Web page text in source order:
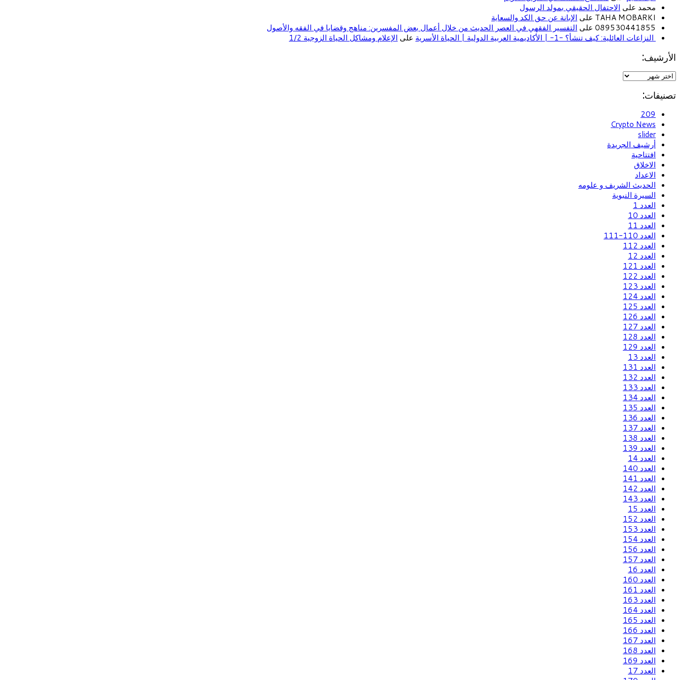
محمد على الاحتفال الحقيقي بمولد الرسول
TAHA MOBARKI على
الإبانة عن حق الكد والسعاية
089530441855 على
التفسير الفقهي في العصر الحديث من خلال أعمال بعض المفسرين: مناهج وقضايا في الفقه والأصول
النزاعات العائلية: كيف تنشأ؟ -1- | الأكاديمية العربية الدولية | الحياة الأسرية
على الإعلام ومشاكل الحياة الزوجية 1/2
الأرشيف:
تصنيفات:
209
Crypto News
slider
أرشيف الجريدة
افتتاحية
الاخلاق
الاعداد
الحديث الشريف و علومه
السيرة النبوية
العدد 1
العدد 10
العدد 11
العدد 110-111
العدد 112
العدد 12
العدد 121
العدد 122
العدد 123
العدد 124
العدد 125
العدد 126
العدد 127
العدد 128
العدد 129
العدد 13
العدد 131
العدد 132
العدد 133
العدد 134
العدد 135
العدد 136
العدد 137
العدد 138
العدد 139
العدد 14
العدد 140
العدد 141
العدد 142
العدد 143
العدد 15
العدد 152
العدد 153
العدد 154
العدد 156
العدد 157
العدد 16
العدد 160
العدد 161
العدد 163
العدد 164
العدد 165
العدد 166
العدد 167
العدد 168
العدد 169
العدد 17